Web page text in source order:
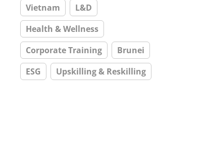
Vietnam
L&D
Health & Wellness
Corporate Training
Brunei
ESG
Upskilling & Reskilling